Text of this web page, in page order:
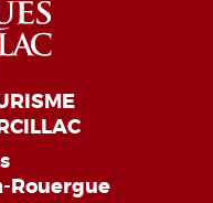
Rouergue